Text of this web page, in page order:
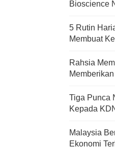
Bioscience
5 Rutin
Membuat
Rahsia
Tiga Punca
Kepada
Malaysia
Ekonomi